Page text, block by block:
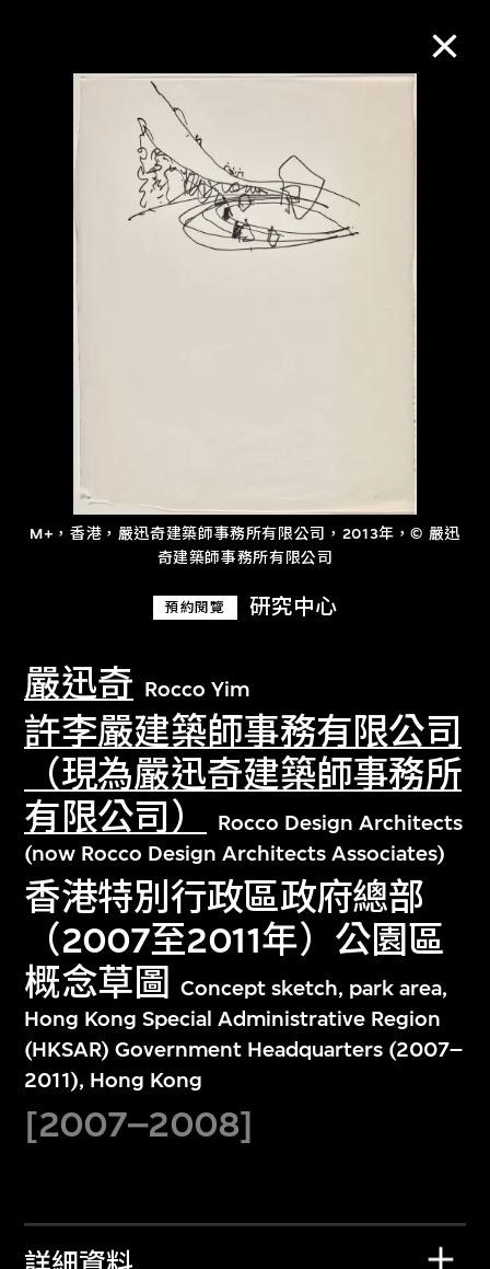
M+，香港，嚴迅奇建築師事務所有限公司，2013年，© 嚴迅
奇建築師事務所有限公司
預約閱覽 研究中心
嚴迅奇 Rocco Yim
許李嚴建築師事務有限公司
（現為嚴迅奇建築師事務所
有限公司）
Rocco Design Architects
(now Rocco Design Architects Associates)
香港特別行政區政府總部
（2007至2011年）公園區
概念草圖
Concept sketch, park area,
Hong Kong Special Administrative Region
(HKSAR) Government Headquarters (2007–
2011), Hong Kong
[2007–2008]
M+藏品
進一步篩選
關於M+藏品
探索世界頂級的二十及二十一世紀視覺